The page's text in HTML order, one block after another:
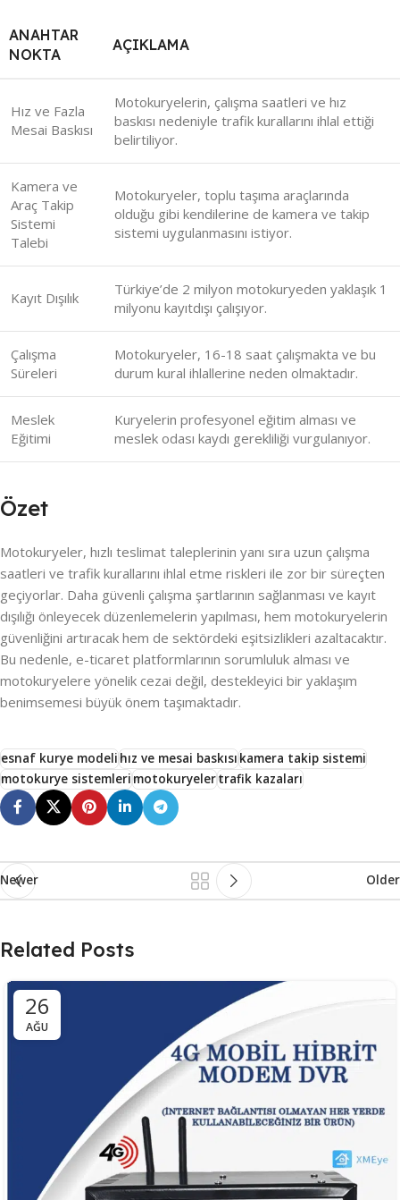
ANAHTAR
NOKTA
AÇIKLAMA
Hız ve Fazla
Mesai Baskısı
Motokuryelerin, çalışma saatleri ve hız
baskısı nedeniyle trafik kurallarını ihlal ettiği
belirtiliyor.
Kamera ve
Araç Takip
Sistemi
Talebi
Motokuryeler, toplu taşıma araçlarında
olduğu gibi kendilerine de kamera ve takip
sistemi uygulanmasını istiyor.
Kayıt Dışılık
Türkiye’de 2 milyon motokuryeden yaklaşık 1
milyonu kayıtdışı çalışıyor.
Çalışma
Süreleri
Motokuryeler, 16-18 saat çalışmakta ve bu
durum kural ihlallerine neden olmaktadır.
Meslek
Eğitimi
Kuryelerin profesyonel eğitim alması ve
meslek odası kaydı gerekliliği vurgulanıyor.
Özet
Motokuryeler, hızlı teslimat taleplerinin yanı sıra uzun çalışma
saatleri ve trafik kurallarını ihlal etme riskleri ile zor bir süreçten
geçiyorlar. Daha güvenli çalışma şartlarının sağlanması ve kayıt
dışılığı önleyecek düzenlemelerin yapılması, hem motokuryelerin
güvenliğini artıracak hem de sektördeki eşitsizlikleri azaltacaktır.
Bu nedenle, e-ticaret platformlarının sorumluluk alması ve
motokuryelere yönelik cezai değil, destekleyici bir yaklaşım
benimsemesi büyük önem taşımaktadır.
esnaf kurye modelihız ve mesai baskısıkamera takip sistemi
motokurye sistemlerimotokuryelertrafik kazaları
Newer Older
Related Posts
26
AĞU